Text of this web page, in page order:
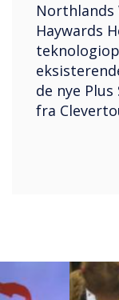
Northlands
Haywards
de nye
fra